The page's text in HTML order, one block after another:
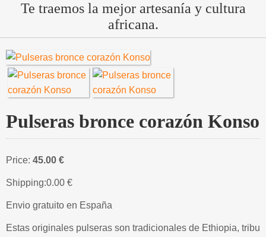
Te traemos la mejor artesanía y cultura
africana.
Pulseras bronce corazón Konso
Price: 45.00 €
Shipping:0.00 €
Envio gratuito en España
Estas originales pulseras son tradicionales de Ethiopia, tribu